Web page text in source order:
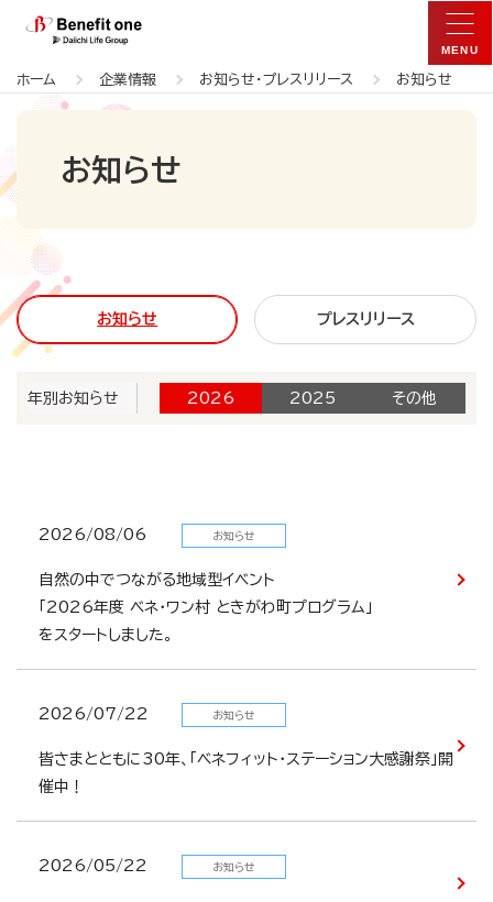
ホーム 企業情報 お知らせ・プレスリリース お知らせ
お知らせ
お知らせ プレスリリース
年別お知らせ 2026 2025 その他
2026/08/06 お知らせ
自然の中でつながる地域型イベント
「2026年度 ベネ・ワン村 ときがわ町プログラム」
をスタートしました。
2026/07/22 お知らせ
皆さまとともに30年、「ベネフィット・ステーション大感謝祭」開
催中！
2026/05/22 お知らせ